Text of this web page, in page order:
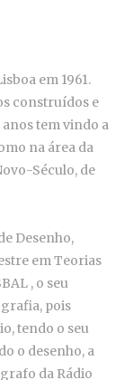
em 1961.
construídos e
tem vindo a
na área da
Século, de
Desenho,
em Teorias
, o seu
pois
tendo o seu
o desenho, a
da Rádio